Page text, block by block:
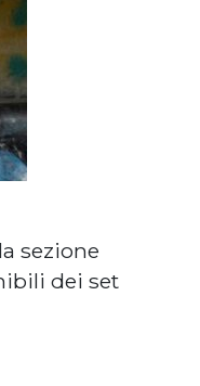
sezione
dei set